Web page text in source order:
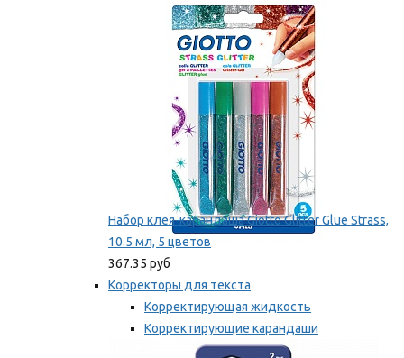
Мы рекомендуем
Набор клея-карандаша Giotto Glitter Glue Strass,
10.5 мл, 5 цветов
367.35 руб
Корректоры для текста
Корректирующая жидкость
Корректирующие карандаши
Корректирующие ленты